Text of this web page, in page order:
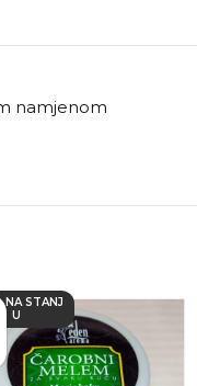
namjenom
NA STANJ
U